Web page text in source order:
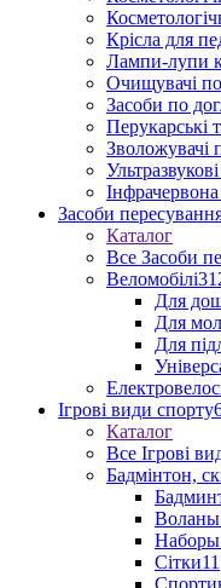
Крісла для
Лампи-лупи
Очищувачі
Засоби по
Перукарські
Зволожувачі
Інфрачервона
Засоби
Каталог
Все Засоби
Веломобілі
Для
Для
Для
Ігрові види спорту
Каталог
Все Ігрові
Бадмінтон,
Воланы
Наборы
Сітки11